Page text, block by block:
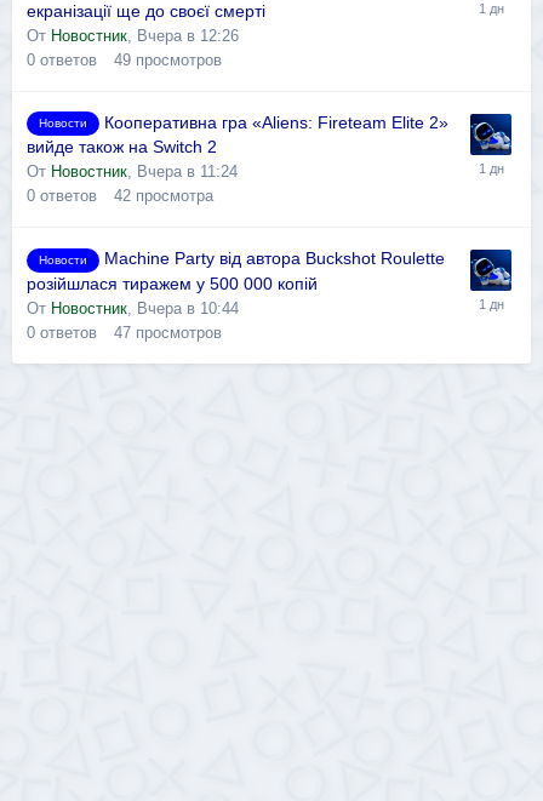
екранізації ще до своєї смерті
От Новостник
Вчера в 12:26
0 ответов 49 просмотров
Новости
Кооперативна гра «Aliens: Fireteam Elite 2»
вийде також на Switch 2
От Новостник, Вчера в 11:24
0 ответов 42 просмотра
Новости
Machine Party від автора Buckshot Roulette
розійшлася тиражем у 500 000 копій
От Новостник Вчера в 10:44
0 ответов 47 просмотров